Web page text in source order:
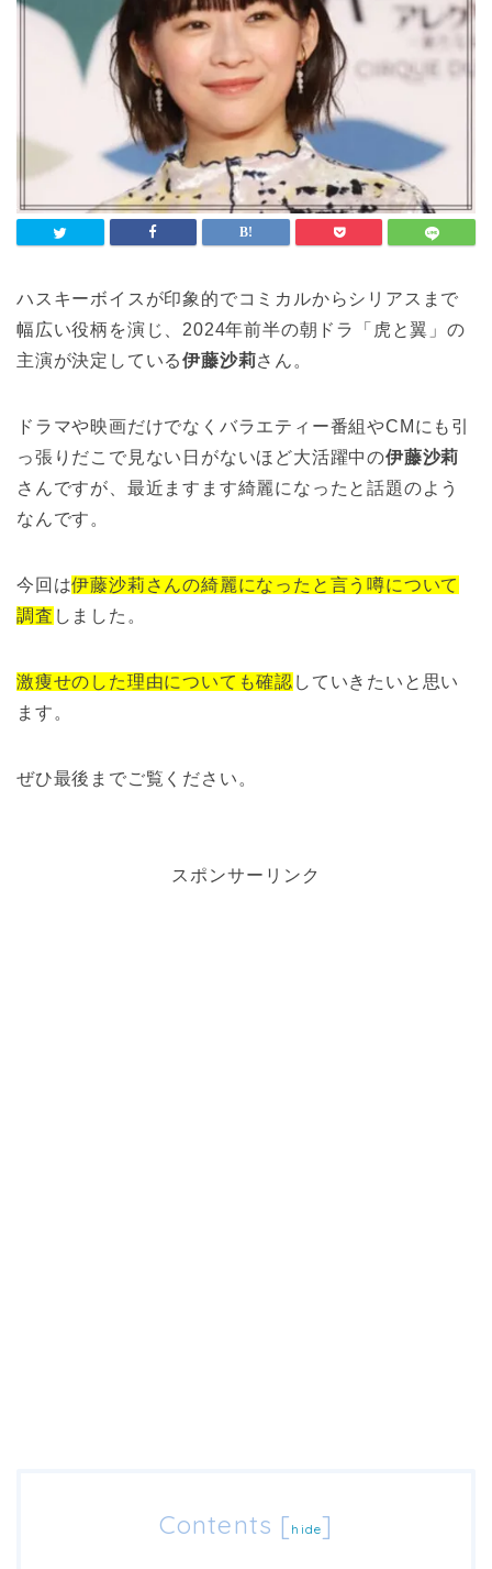
ハスキーボイスが印象的でコミカルからシリアスまで
幅広い役柄を演じ、2024年前半の朝ドラ「虎と翼」の
主演が決定している伊藤沙莉さん。
ドラマや映画だけでなくバラエティー番組やCMにも引
っ張りだこで見ない日がないほど大活躍中の伊藤沙莉
さんですが、最近ますます綺麗になったと話題のよう
なんです。
今回は伊藤沙莉さんの綺麗になったと言う噂について
調査 しました。
激痩せのした理由についても確認 していきたいと思い
ます。
ぜひ最後までご覧ください。
スポンサーリンク
Contents [ hide]